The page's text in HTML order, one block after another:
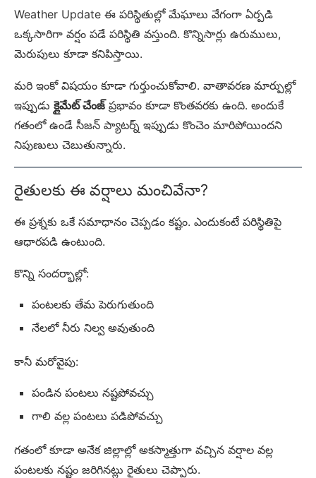
Weather Update ఈ పరిస్థితుల్లో మేఘాలు వేగంగా ఏర్పడి
ఒక్కసారిగా వర్షం పడే పరిస్థితి వస్తుంది. కొన్నిసార్లు ఉరుములు,
మెరుపులు కూడా కనిపిస్తాయి.
మరి ఇంకో విషయం కూడా గుర్తుంచుకోవాలి. వాతావరణ మార్పుల్లో
ఇప్పుడు క్లైమేట్ చేంజ్ప్రభావం కూడా కొంతవరకు ఉంది. అందుకే
గతంలో ఉండే సీజన్ ప్యాటర్న్ ఇప్పుడు కొంచెం మారిపోయిందని
నిపుణులు చెబుతున్నారు.
రైతులకు ఈ వర్షాలు మంచివేనా?
ఈ ప్రశ్నకు ఒకే సమాధానం చెప్పడం కష్టం. ఎందుకంటే పరిస్థితిపై
ఆధారపడి ఉంటుంది.
కొన్ని సందర్భాల్లో:
పంటలకు తేమ పెరుగుతుంది
నేలలో నీరు నిల్వ అవుతుంది
కానీ మరోవైపు:
పండిన పంటలు నష్టపోవచ్చు
గాలి వల్ల పంటలు పడిపోవచ్చు
గతంలో కూడా అనేక జిల్లాల్లో అకస్మాత్తుగా వచ్చిన వర్షాల వల్ల
పంటలకు నష్టం జరిగినట్లు రైతులు చెప్పారు.